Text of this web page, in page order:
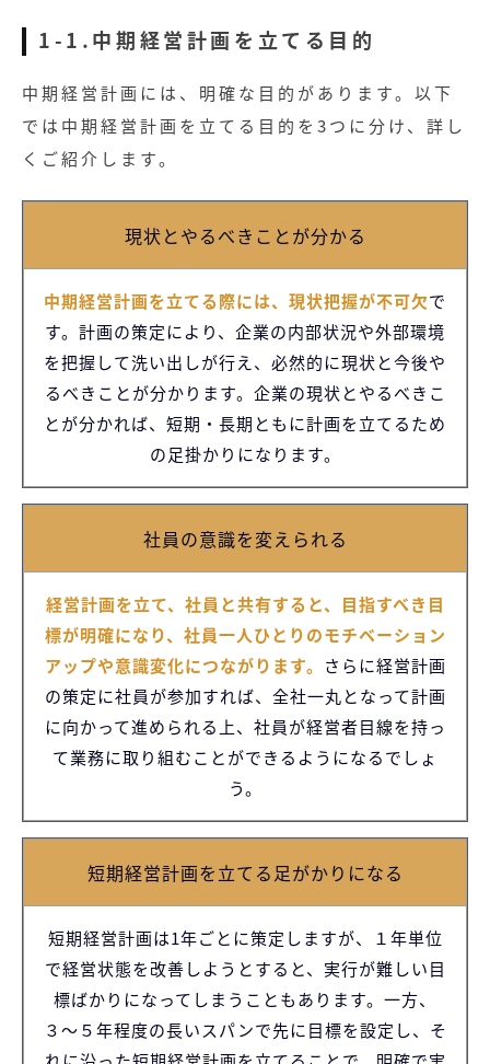
1-1.中期経営計画を立てる目的
中期経営計画には、明確な目的があります。以下
では中期経営計画を立てる目的を3つに分け、詳し
くご紹介します。
現状とやるべきことが分かる
中期経営計画を立てる際には、現状把握が不可欠で
す。計画の策定により、企業の内部状況や外部環境
を把握して洗い出しが行え、必然的に現状と今後や
るべきことが分かります。企業の現状とやるべきこ
とが分かれば、短期・長期ともに計画を立てるため
の足掛かりになります。
社員の意識を変えられる
経営計画を立て、社員と共有すると、目指すべき目
標が明確になり、社員一人ひとりのモチベーション
アップや意識変化につながります。
さらに経営計画
の策定に社員が参加すれば、全社一丸となって計画
に向かって進められる上、社員が経営者目線を持っ
て業務に取り組むことができるようになるでしょ
う。
短期経営計画を立てる足がかりになる
短期経営計画は1年ごとに策定しますが、１年単位
で経営状態を改善しようとすると、実行が難しい目
標ばかりになってしまうこともあります。一方、
３〜５年程度の長いスパンで先に目標を設定し、そ